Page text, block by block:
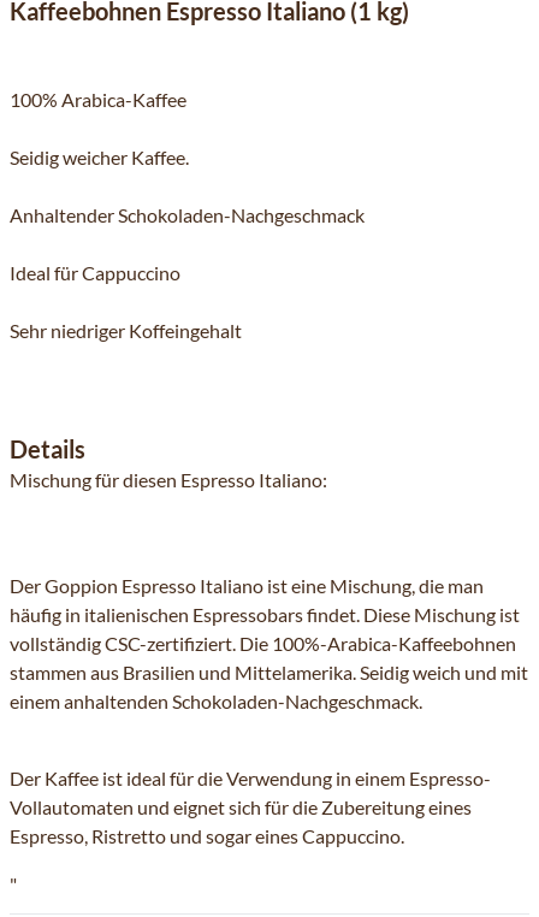
Kaffeebohnen Espresso Italiano (1 kg)
100% Arabica-Kaffee
Seidig weicher Kaffee.
Anhaltender Schokoladen-Nachgeschmack
Ideal für Cappuccino
Sehr niedriger Koffeingehalt
Details
Mischung für diesen Espresso Italiano:
Der Goppion Espresso Italiano ist eine Mischung, die man
häufig in italienischen Espressobars findet. Diese Mischung ist
vollständig CSC-zertifiziert. Die 100%-Arabica-Kaffeebohnen
stammen aus Brasilien und Mittelamerika. Seidig weich und mit
einem anhaltenden Schokoladen-Nachgeschmack.
Der Kaffee ist ideal für die Verwendung in einem Espresso-
Vollautomaten und eignet sich für die Zubereitung eines
Espresso, Ristretto und sogar eines Cappuccino.
"